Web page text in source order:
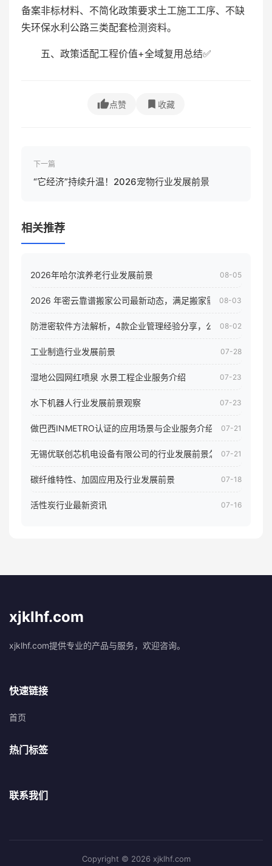
备案非标材料、不简化政策要求土工施工工序、不缺
失环保水利公路三类配套检测资料。
五、政策适配工程价值+全域复用总结✅
点赞 收藏
下一篇
“它经济”持续升温！2026宠物行业发展前景
相关推荐
2026年哈尔滨养老行业发展前景 08-05
2026 年密云靠谱搬家公司最新动态，满足搬家需求！08-03
防泄密软件方法解析，4款企业管理经验分享，公司员工电脑核
08-02
工业制造行业发展前景 07-28
湿地公园网红喷泉 水景工程企业服务介绍 07-23
水下机器人行业发展前景观察 07-23
做巴西INMETRO认证的应用场景与企业服务介绍 07-21
无锡优联创芯机电设备有限公司的行业发展前景怎样07-21
碳纤维特性、加固应用及行业发展前景 07-18
活性炭行业最新资讯 07-16
xjklhf.com
xjklhf.com提供专业的产品与服务，欢迎咨询。
快速链接
首页
热门标签
联系我们
Copyright © 2026 xjklhf.com